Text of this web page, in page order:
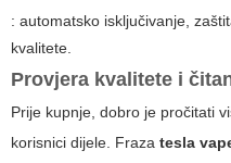
: automatsko isključivanje,
kvalitete.
Provjera kvalitete i
Prije kupnje, dobro je pročitati
korisnici dijele. Fraza tesla